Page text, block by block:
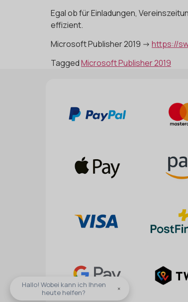
Egal ob für Einladungen,
effizient.
Microsoft Publisher 2019 -> https://
TaggedMicrosoft Publisher 2019
Hallo! Wobei kann ich Ihnen
heute helfen?
×